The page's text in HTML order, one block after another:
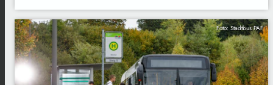
Foto: Stadtbus PAF